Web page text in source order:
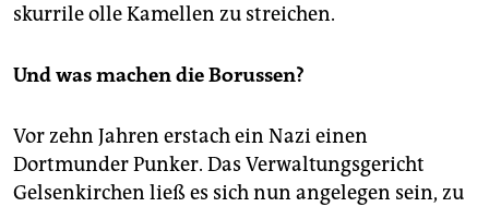
skurrile olle Kamellen zu streichen.
Und was machen die Borussen?
Vor zehn Jahren erstach ein Nazi einen
Dortmunder Punker. Das Verwaltungsgericht
Gelsenkirchen ließ es sich nun angelegen sein, zu